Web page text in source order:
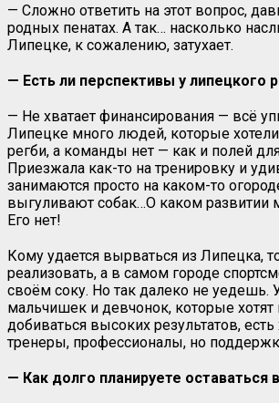
— Сложно ответить на этот вопрос,
родных пенатах. А так… насколько
Липецке, к сожалению, затухает.
— Есть ли перспективы у липецкого
— Не хватает финансирования — всё
Липецке много людей, которые
регби, а команды нет — как и полей
Приезжала как-то на тренировку и
занимаются просто на каком-то
выгуливают собак…О каком развитии
Его нет!
Кому удается вырваться из Липецка,
реализовать, а в самом городе
своём соку. Но так далеко не уедешь.
мальчишек и девчонок, которые хотят
добиваться высоких результатов,
тренеры, профессионалы, но
— Как долго планируете оставаться